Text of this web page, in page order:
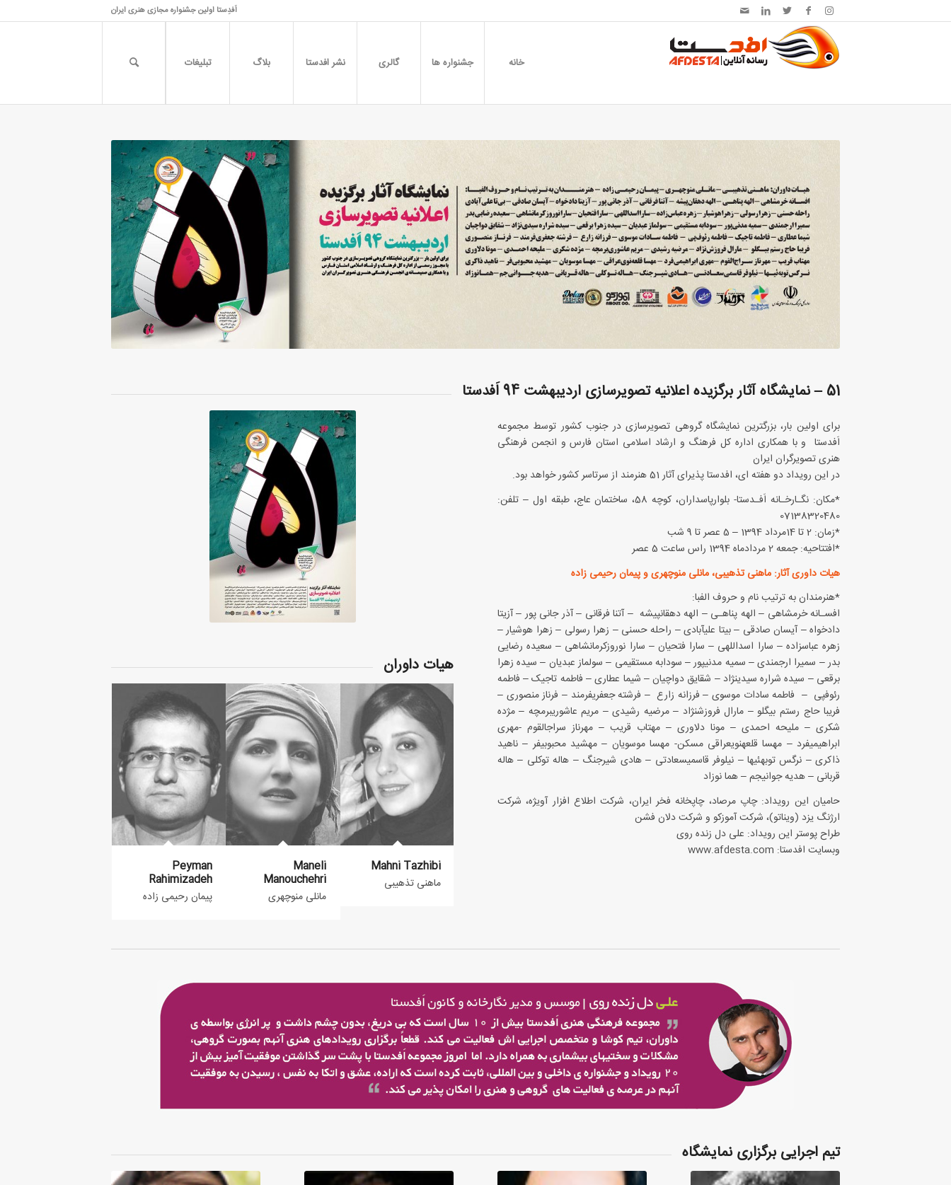
اَفدِستا اولین جشنواره مجازی هنری ایران
خانه جشنواره ها گالری نشر افدستا بلاگ تبلیغات
51 – نمایشگاه آثار برگزیده اعلانیه تصویرسازی اردیبهشت 94 اَفدستا
برای اولین بار، بزرگترین نمایشگاه گروهی تصویرسازی در جنوب کشور توسط مجموعه
اَفدستا و با همکاری اداره کل فرهنگ و ارشاد اسلامی استان فارس و انجمن فرهنگی
هنری تصویرگران ایران
در این رویداد دو هفته ای، افدستا پذیرای آثار 51 هنرمند از سرتاسر کشور خواهد بود.
*مکان: نگـارخـانه اَفـدستا- بلوارپاسداران، کوچه 58، ساختمان عاج، طبقه اول – تلفن:
07138320480
*زمان: 2 تا 14مرداد 1394 – 5 عصر تا 9 شب
*افتتاحیه: جمعه 2 مردادماه 1394 راس ساعت 5 عصر
هیات داوری آثار: ماهنی تذهیبی، مانلی منوچهری و پیمان رحیمی زاده
*هنرمندان به ترتیب نام و حروف الفبا:
افسـانه خرمشاهی – الهه پناهـی – الهه دهقان‎پیشه – آتنا فرقانی – آذر جانی پور – آزیتا
دادخواه – آیسان صادقی – بی‎تا علی‎آبادی – راحله حسنی – زهرا رسولی – زهرا هوشیار –
زهره عباس‎زاده – سارا اسداللهی – سارا فتحیان – سارا نوروزکرمانشاهی – سعیده رضایی
بدر – سمیرا ارجمندی – سمیه مدنی‎پور – سودابه مستقیمی – سولماز عبدیان – سیده زهرا
برقعی – سیده شراره سیدی‎نژاد – شقایق دواچیان – شیما عطاری – فاطمه تاجیک – فاطمه
رئوف‎پی – فاطمه سادات موسوی – فرزانه زارع – فرشته جعفری‎فرمند – فرناز منصوری –
فریبا حاج رستم بیگلو – مارال فروزش‎نژاد – مرضیه رشیدی – مریم عاشوری‎برمچه – مژده
شکری – ملیحه احمدی – مونا دلاوری – مهتاب قریب – مهرناز سراج‎القوم -مهری
ابراهیمی‎فرد – مهسا قلعه‎نوی‎عراقی مسکن- مهسا موسویان – مهشید محبوبی‎فر – ناهید
ذاکری – نرگس توبه‎ئیها – نیلوفر قاسمی‎سعادتی – هادی شیرجنگ – هاله توکلی – هاله
قربانی – هدیه جوانی‎جم – هما نوزاد
حامیان این رویداد: چاپ مرصاد، چاپخانه فخر ایران، شرکت اطلاع افزار آویژه، شرکت
ارژنگ یزد (ویناتو)، شرکت آموزکو و شرکت دلان فشن
طراح پوستر این رویداد: علی دل زنده روی
وبسایت افدستا: www.afdesta.com
هیات داوران
Mahni Tazhibi
ماهنی تذهیبی
Maneli
Manouchehri
مانلی منوچهری
Peyman
Rahimizadeh
پیمان رحیمی زاده
تیم اجرایی برگزاری نمایشگاه